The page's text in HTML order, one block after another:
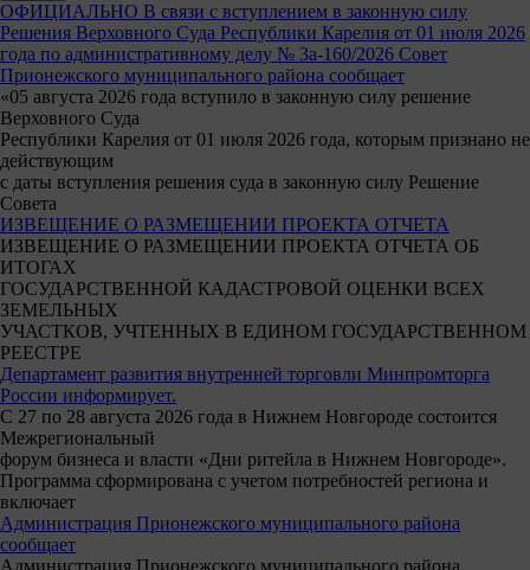
ОФИЦИАЛЬНО В связи с вступлением в законную силу
Решения Верховного Суда Республики Карелия от 01 июля 2026
года по административному делу № 3а-160/2026 Совет
Прионежского муниципального района сообщает
«05 августа 2026 года вступило в законную силу решение
Верховного Суда
Республики Карелия от 01 июля 2026 года, которым признано не
действующим
с даты вступления решения суда в законную силу Решение
Совета
ИЗВЕЩЕНИЕ О РАЗМЕЩЕНИИ ПРОЕКТА ОТЧЕТА
ИЗВЕЩЕНИЕ О РАЗМЕЩЕНИИ ПРОЕКТА ОТЧЕТА ОБ
ИТОГАХ
ГОСУДАРСТВЕННОЙ КАДАСТРОВОЙ ОЦЕНКИ ВСЕХ
ЗЕМЕЛЬНЫХ
УЧАСТКОВ, УЧТЕННЫХ В ЕДИНОМ ГОСУДАРСТВЕННОМ
РЕЕСТРЕ
Департамент развития внутренней торговли Минпромторга
России информирует.
С 27 по 28 августа 2026 года в Нижнем Новгороде состоится
Межрегиональный
форум бизнеса и власти «Дни ритейла в Нижнем Новгороде».
Программа сформирована с учетом потребностей региона и
включает
Администрация Прионежского муниципального района
сообщает
Администрация Прионежского муниципального района